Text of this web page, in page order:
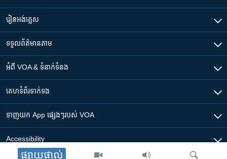
ផ្សាយផ្ទាល់
រៀន​​អង់គ្លេស
ទទួល​ព័ត៌មាន​តាម
អំពី​ VOA & ទំនាក់ទំនង
គេហទំព័រ​​ទាក់ទង
ទាញយក​ App ផ្សេងៗ​របស់​ VOA
Accessibility